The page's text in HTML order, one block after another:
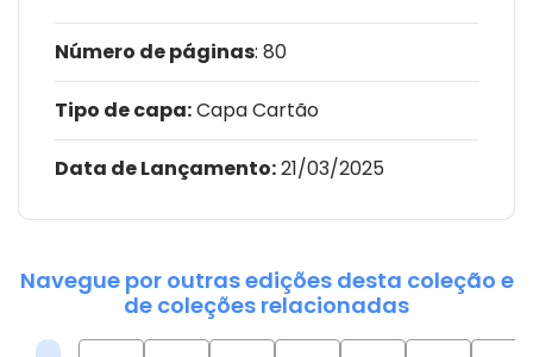
Número de páginas: 80
Tipo de capa:Capa Cartão
Data de Lançamento:21/03/2025
Navegue por outras edições desta coleção e
de coleções relacionadas